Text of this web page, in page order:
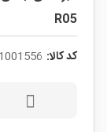
R05
کد کالا: